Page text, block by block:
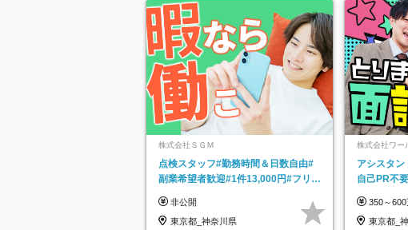
株式会社ＳＧＭ
点検スタッフ#勤務時間＆日数自由#
副業希望者歓迎#1件13,000円#フリー
非公開
東京都_神奈川県
株式会社ワー
アシスタ
自己PR不
350～600
東京都_